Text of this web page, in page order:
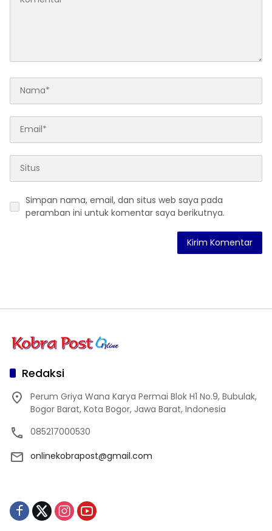
Simpan nama, email, dan situs web saya pada
peramban ini untuk komentar saya berikutnya.
Redaksi
Perum Griya Wana Karya Permai Blok H1 No.9, Bubulak,
Bogor Barat, Kota Bogor, Jawa Barat, Indonesia
085217000530
onlinekobrapost@gmail.com